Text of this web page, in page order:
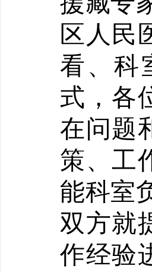
区人民
看、科
式，各
在问题
策、工
能科室
双方就
作经验